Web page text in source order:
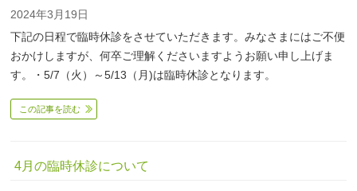
2024年3月19日
下記の日程で臨時休診をさせていただきます。みなさまにはご不便
おかけしますが、何卒ご理解くださいますようお願い申し上げま
す。・5/7（火）～5/13（月)は臨時休診となります。
この記事を読む
4月の臨時休診について